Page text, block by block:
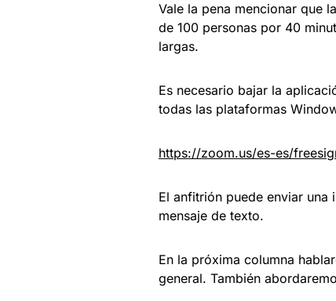
Vale la pena mencionar que
de 100 personas por 40
largas.
Es necesario bajar la
todas las plataformas
https://zoom.us/es-es/
El anfitrión puede enviar una
mensaje de texto.
En la próxima columna
general. También